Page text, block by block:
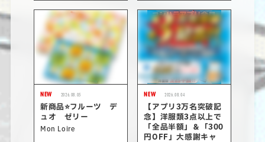
NEW 2026.08.05
新商品⭐フルーツ デ
ュオ ゼリー
Mon Loire
NEW 2026.08.04
【アプリ3万名突破記
念】洋服類3点以上で
「全品半額」＆「300
円OFF」大感謝キャ